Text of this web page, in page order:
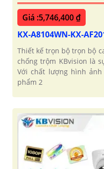
Giá :5,746,400 ₫
KX-A8104WN-KX-
Thiết kế trọn bộ trọn bộ
chống trộm KBvision là
Với chất lượng hình ảnh
phẩm 2